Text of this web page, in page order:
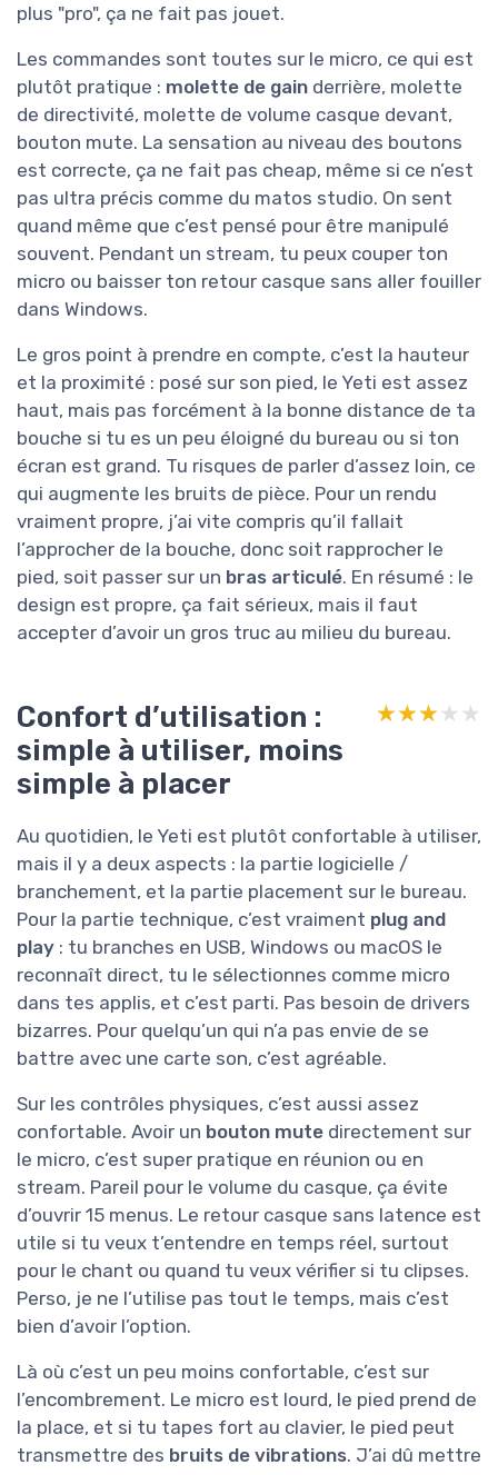
plus "pro", ça ne fait pas jouet.
Les commandes sont toutes sur le micro, ce qui est
plutôt pratique : molette de gain derrière, molette
de directivité, molette de volume casque devant,
bouton mute. La sensation au niveau des boutons
est correcte, ça ne fait pas cheap, même si ce n’est
pas ultra précis comme du matos studio. On sent
quand même que c’est pensé pour être manipulé
souvent. Pendant un stream, tu peux couper ton
micro ou baisser ton retour casque sans aller fouiller
dans Windows.
Le gros point à prendre en compte, c’est la hauteur
et la proximité : posé sur son pied, le Yeti est assez
haut, mais pas forcément à la bonne distance de ta
bouche si tu es un peu éloigné du bureau ou si ton
écran est grand. Tu risques de parler d’assez loin, ce
qui augmente les bruits de pièce. Pour un rendu
vraiment propre, j’ai vite compris qu’il fallait
l’approcher de la bouche, donc soit rapprocher le
pied, soit passer sur un bras articulé. En résumé : le
design est propre, ça fait sérieux, mais il faut
accepter d’avoir un gros truc au milieu du bureau.
Confort d’utilisation :
simple à utiliser, moins
simple à placer
★★★★★
★★★★★
Au quotidien, le Yeti est plutôt confortable à utiliser,
mais il y a deux aspects : la partie logicielle /
branchement, et la partie placement sur le bureau.
Pour la partie technique, c’est vraiment plug and
play : tu branches en USB, Windows ou macOS le
reconnaît direct, tu le sélectionnes comme micro
dans tes applis, et c’est parti. Pas besoin de drivers
bizarres. Pour quelqu’un qui n’a pas envie de se
battre avec une carte son, c’est agréable.
Sur les contrôles physiques, c’est aussi assez
confortable. Avoir un bouton mute directement sur
le micro, c’est super pratique en réunion ou en
stream. Pareil pour le volume du casque, ça évite
d’ouvrir 15 menus. Le retour casque sans latence est
utile si tu veux t’entendre en temps réel, surtout
pour le chant ou quand tu veux vérifier si tu clipses.
Perso, je ne l’utilise pas tout le temps, mais c’est
bien d’avoir l’option.
Là où c’est un peu moins confortable, c’est sur
l’encombrement. Le micro est lourd, le pied prend de
la place, et si tu tapes fort au clavier, le pied peut
transmettre des bruits de vibrations. J’ai dû mettre